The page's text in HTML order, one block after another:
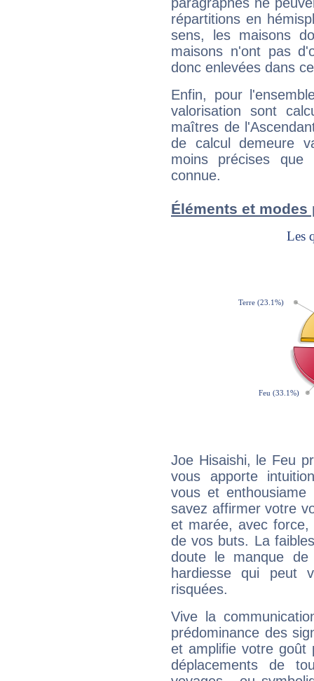
répartitions en
sens, les maisons
maisons n'ont pas
donc enlevées dans
Enfin, pour
valorisation sont
maîtres de
de calcul demeure
moins précises que
connue.
Éléments et
Joe Hisaishi, le Feu
vous apporte
vous et
savez affirmer votre
et marée, avec
de vos buts. La
doute le manque
hardiesse qui peut
risquées.
Vive la
prédominance des
et amplifie votre goût
déplacements de